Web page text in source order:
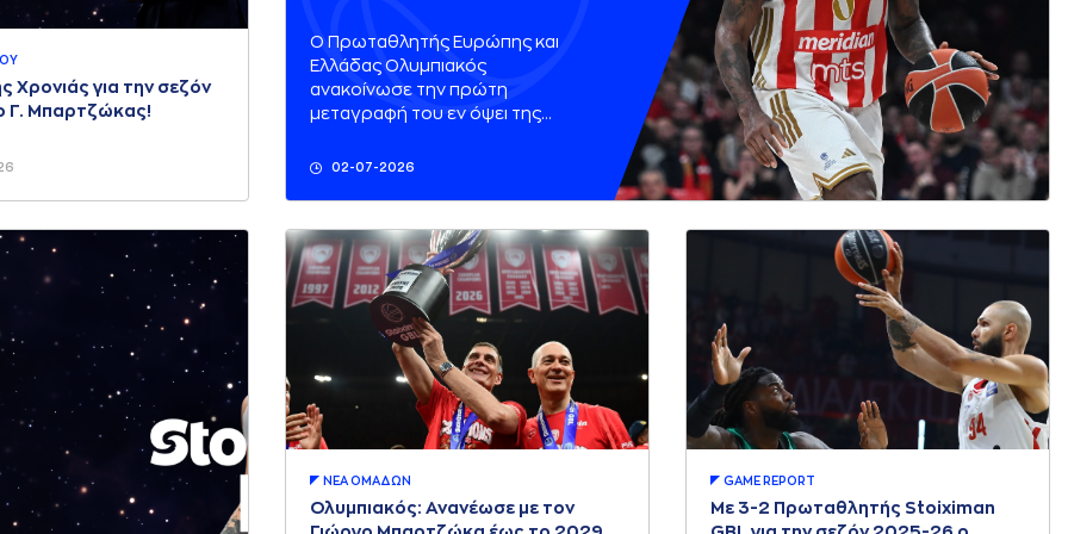
Χρονιάς για την σεζόν
Γ. Μπαρτζώκας!
02-07-2026
Ολυμπιακό
Ο Πρωταθλητής Ευρώπης και
Ελλάδας Ολυμπιακός
ανακοίνωσε την πρώτη
μεταγραφή του εν όψει της
ΜακΙντάιρ είναι πρώτη κίνηση
ΝΕA ΟΜAΔΩΝ
Ολυμπιακός: Ανανέωσε με τον
GAME REPORT
Με 3-2 Πρωταθλητής Stoiximan